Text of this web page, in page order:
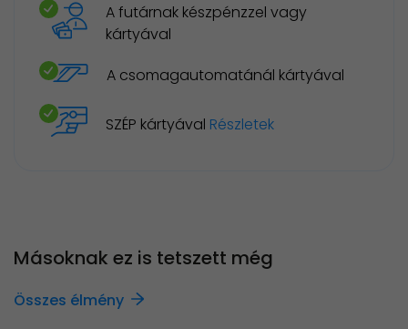
A futárnak készpénzzel vagy
kártyával
A csomagautomatánál kártyával
SZÉP kártyával Részletek
Másoknak ez is tetszett még
Összes élmény